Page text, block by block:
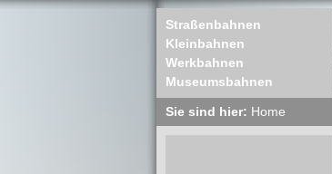
Straßenbahnen
Kleinbahnen
Werkbahnen
Museumsbahnen
Sie sind hier: Home